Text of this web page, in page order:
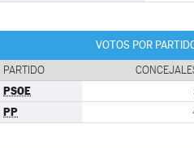
VOTOS POR
PARTIDO
PSOE
PP